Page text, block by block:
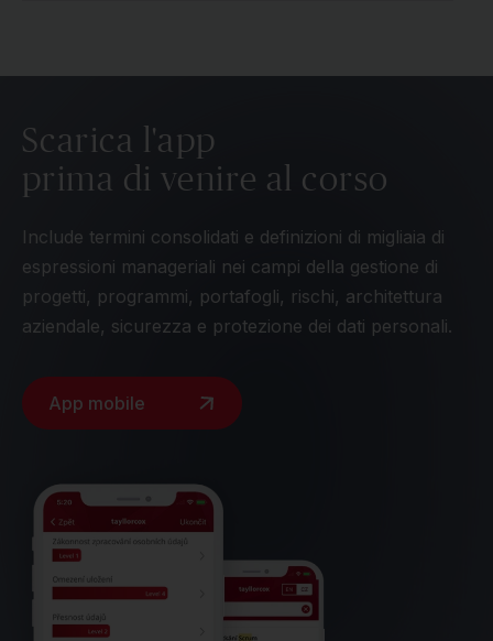
Scarica l'app
prima di venire al corso
Include termini consolidati e definizioni di migliaia di
espressioni manageriali nei campi della gestione di
progetti, programmi, portafogli, rischi, architettura
aziendale, sicurezza e protezione dei dati personali.
App mobile